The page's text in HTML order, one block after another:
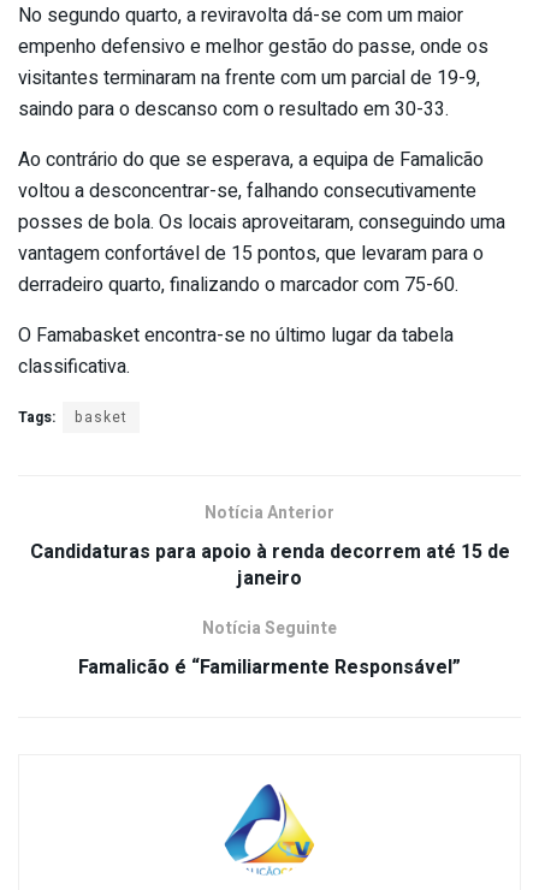
No segundo quarto, a reviravolta dá-se com um maior
empenho defensivo e melhor gestão do passe, onde os
visitantes terminaram na frente com um parcial de 19-9,
saindo para o descanso com o resultado em 30-33.
Ao contrário do que se esperava, a equipa de Famalicão
voltou a desconcentrar-se, falhando consecutivamente
posses de bola. Os locais aproveitaram, conseguindo uma
vantagem confortável de 15 pontos, que levaram para o
derradeiro quarto, finalizando o marcador com 75-60.
O Famabasket encontra-se no último lugar da tabela
classificativa.
Tags: basket
Notícia Anterior
Candidaturas para apoio à renda decorrem até 15 de
janeiro
Notícia Seguinte
Famalicão é “Familiarmente Responsável”